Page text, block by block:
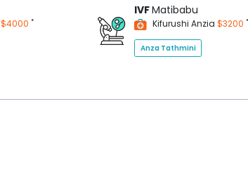
$4000 *
IVFMatibabu
Kifurushi Anzia $3200 *
Anza Tathmini